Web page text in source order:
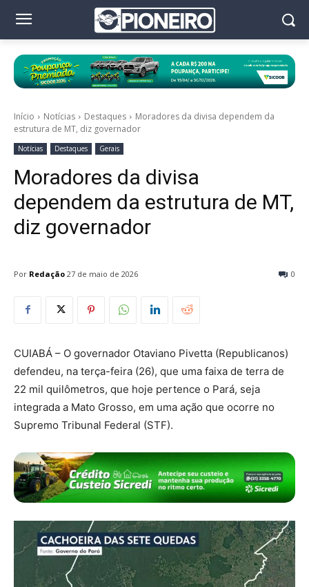
Início Notícias Destaques
Moradores da divisa dependem da
estrutura de MT, diz governador
Notícias Destaques Gerais
Moradores da divisa
dependem da estrutura de MT,
diz governador
Por Redação 0
27 de maio de 2026
CUIABÁ – O governador Otaviano Pivetta (Republicanos)
defendeu, na terça-feira (26), que uma faixa de terra de
22 mil quilômetros, que hoje pertence o Pará, seja
integrada a Mato Grosso, em uma ação que ocorre no
Supremo Tribunal Federal (STF).